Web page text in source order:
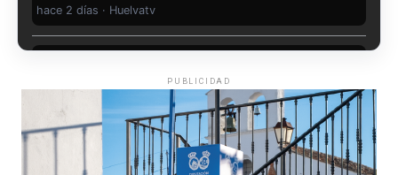
PUBLICIDAD